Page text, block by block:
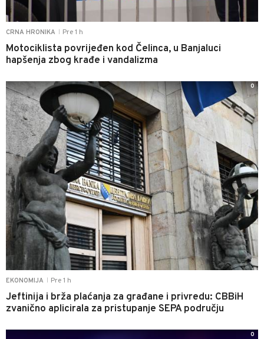
CRNA HRONIKA Pre 1 h
Motociklista povrijeđen kod Čelinca, u Banjaluci
hapšenja zbog krađe i vandalizma
EKONOMIJA Pre 1 h
Jeftinija i brža plaćanja za građane i privredu: CBBiH
zvanično aplicirala za pristupanje SEPA području
0
0